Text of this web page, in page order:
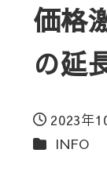
価格
の延
投稿日
2023年
カテゴリー
INFO